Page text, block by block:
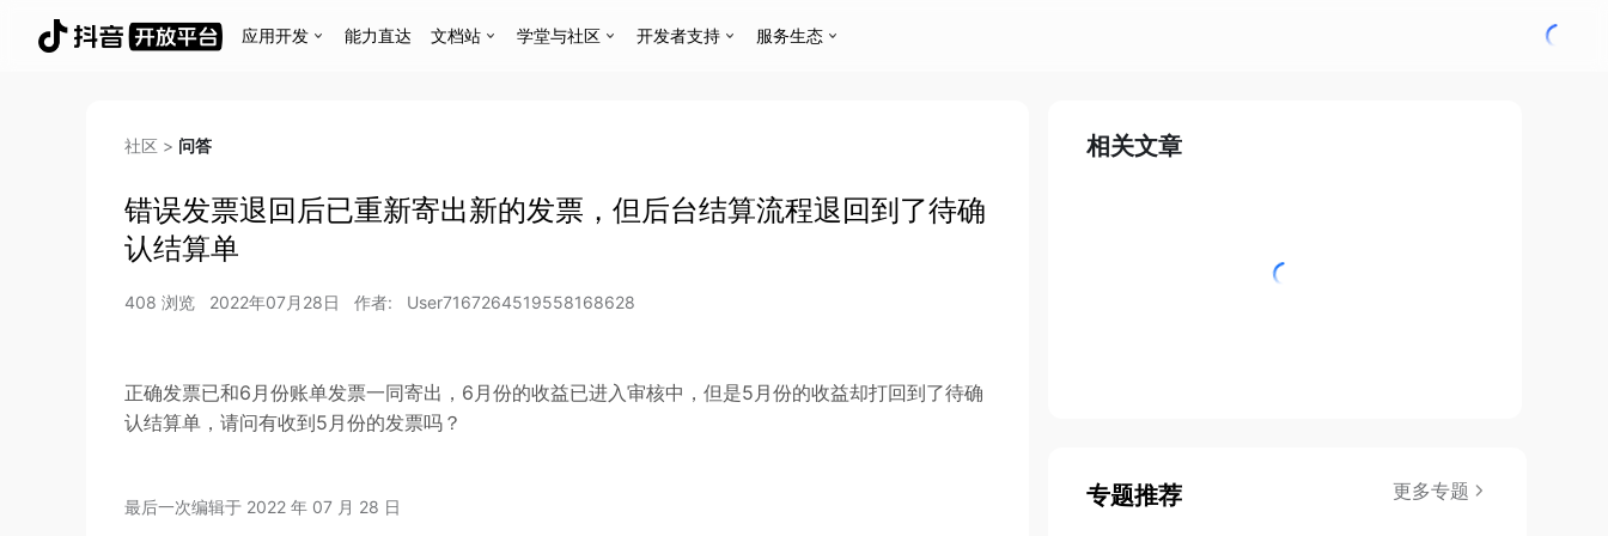
应用开发 能力直达 文档站 学堂与社区 开发者支持 服务生态
社区 > 问答
错误发票退回后已重新寄出新的发票，但后台结算流程退回到了待确
认结算单
408 浏览 2022年07月28日 作者: User7167264519558168628
正确发票已和6月份账单发票一同寄出，6月份的收益已进入审核中，但是5月份的收益却打回到了待确
认结算单，请问有收到5月份的发票吗？
最后一次编辑于 2022 年 07 月 28 日
相关文章
专题推荐 更多专题